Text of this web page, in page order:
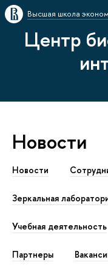
Высшая школа
Центр
Новости
Новости
Зеркальная
Учебная деятельность
Партнеры